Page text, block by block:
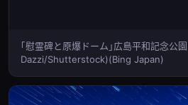
｢慰霊碑と原爆ドーム｣広島平和記念公園 (© Francesco
Dazzi/Shutterstock)(Bing Japan)